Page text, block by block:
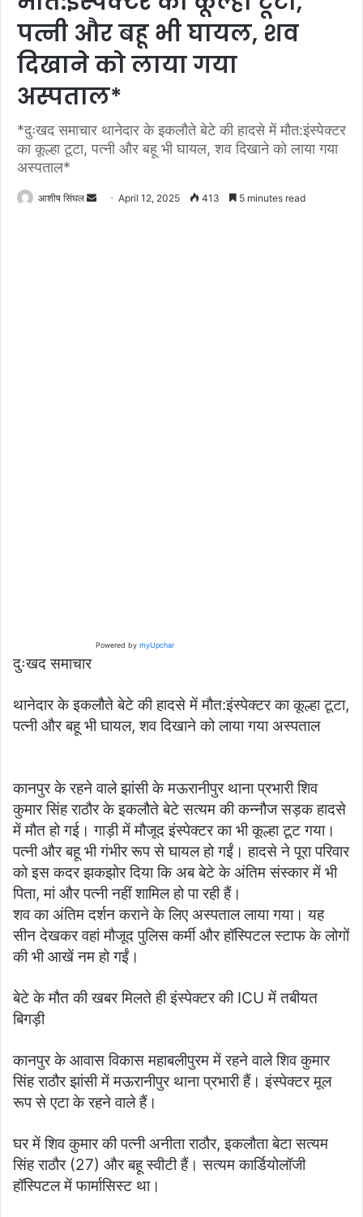
पत्नी और बहू भी घायल, शव
दिखाने को लाया गया
अस्पताल*
*दुःखद समाचार थानेदार के इकलौते बेटे की हादसे में मौत:इंस्पेक्टर
का कूल्हा टूटा, पत्नी और बहू भी घायल, शव दिखाने को लाया गया
अस्पताल*
आशीष सिंघल
SendApril 12, 2025 413 5 minutes read
Powered bymyUpchar
दुःखद समाचार
थानेदार के इकलौते बेटे की हादसे में मौत:इंस्पेक्टर का कूल्हा टूटा,
पत्नी और बहू भी घायल, शव दिखाने को लाया गया अस्पताल
कानपुर के रहने वाले झांसी के मऊरानीपुर थाना प्रभारी शिव
कुमार सिंह राठौर के इकलौते बेटे सत्यम की कन्नौज सड़क हादसे
में मौत हो गई। गाड़ी में मौजूद इंस्पेक्टर का भी कूल्हा टूट गया।
पत्नी और बहू भी गंभीर रूप से घायल हो गईं। हादसे ने पूरा परिवार
को इस कदर झकझोर दिया कि अब बेटे के अंतिम संस्कार में भी
पिता, मां और पत्नी नहीं शामिल हो पा रही हैं।
शव का अंतिम दर्शन कराने के लिए अस्पताल लाया गया। यह
सीन देखकर वहां मौजूद पुलिस कर्मी और हॉस्पिटल स्टाफ के लोगों
की भी आखें नम हो गईं।
बेटे के मौत की खबर मिलते ही इंस्पेक्टर की ICU में तबीयत
बिगड़ी
कानपुर के आवास विकास महाबलीपुरम में रहने वाले शिव कुमार
सिंह राठौर झांसी में मऊरानीपुर थाना प्रभारी हैं। इंस्पेक्टर मूल
रूप से एटा के रहने वाले हैं।
घर में शिव कुमार की पत्नी अनीता राठौर, इकलौता बेटा सत्यम
सिंह राठौर (27) और बहू स्वीटी हैं। सत्यम कार्डियोलॉजी
हॉस्पिटल में फार्मासिस्ट था।